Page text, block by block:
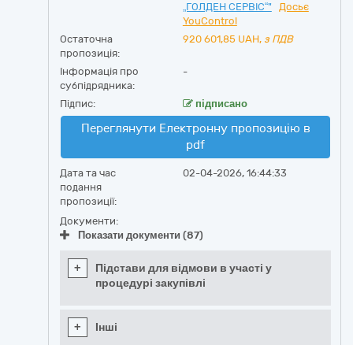
„ГОЛДЕН СЕРВІС“"
Досьє
YouControl
Остаточна
пропозиція:
920 601,85 UAH, з ПДВ
Інформація про
субпідрядника:
-
Підпис: підписано
Переглянути Електронну пропозицію в
pdf
Дата та час
подання
пропозиції:
02-04-2026, 16:44:33
Документи:
Показати документи (87)
+
Підстави для відмови в участі у
процедурі закупівлі
+ Інші